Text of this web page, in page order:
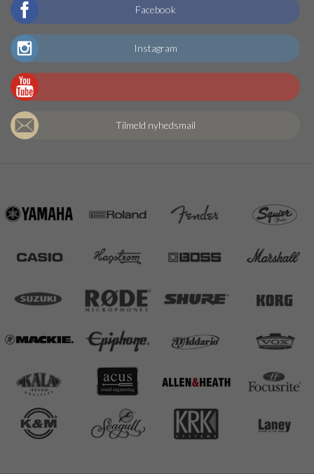
Facebook
Instagram
Tilmeld nyhedsmail